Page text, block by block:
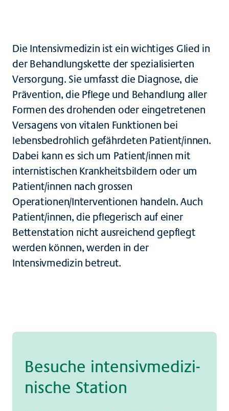
Die Intensivmedizin ist ein wichtiges Glied in
der Behandlungskette der spezialisierten
Versorgung. Sie umfasst die Diagnose, die
Prävention, die Pflege und Behandlung aller
Formen des drohenden oder eingetretenen
Versagens von vitalen Funktionen bei
lebensbedrohlich gefährdeten Patient/innen.
Dabei kann es sich um Patient/innen mit
internistischen Krankheitsbildern oder um
Patient/innen nach grossen
Operationen/Interventionen handeln. Auch
Patient/innen, die pflegerisch auf einer
Bettenstation nicht ausreichend gepflegt
werden können, werden in der
Intensivmedizin betreut.
Be­su­che in­ten­siv­me­di­zi­
ni­sche Sta­ti­on